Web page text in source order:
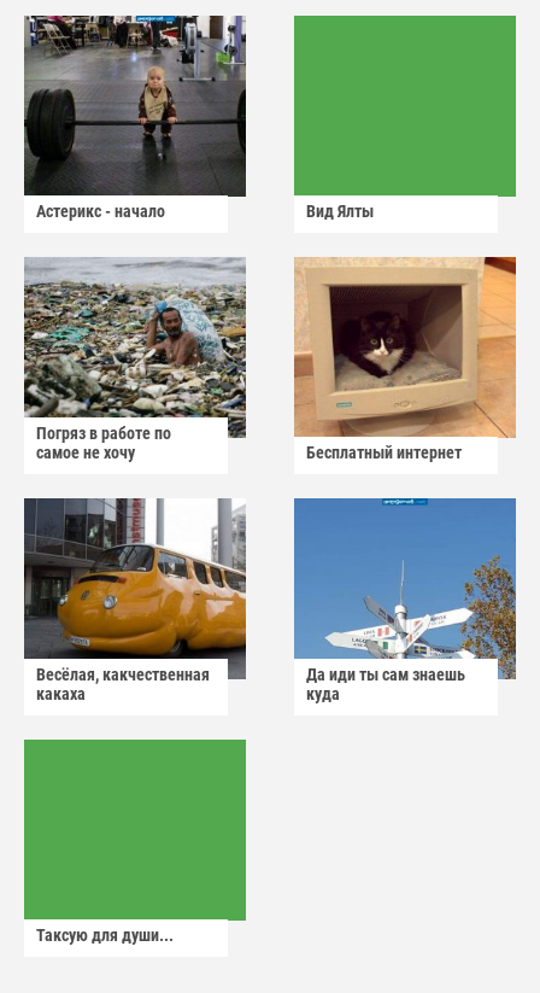
Астерикс - начало Вид Ялты
Погряз в работе по
самое не хочу
Бесплатный интернет
Весёлая, какчественная
какаха
Да иди ты сам знаешь
куда
Таксую для души...